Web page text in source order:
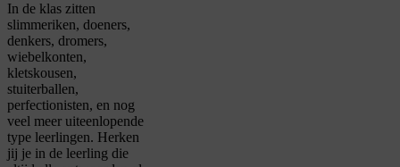
In de klas zitten
slimmeriken, doeners,
denkers, dromers,
wiebelkonten,
kletskousen,
stuiterballen,
perfectionisten, en nog
veel meer uiteenlopende
type leerlingen. Herken
jij je in de leerling die